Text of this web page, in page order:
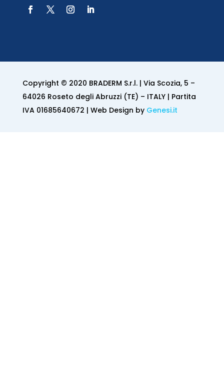
Copyright © 2020 BRADERM S.r.l. | Via Scozia, 5 –
64026 Roseto degli Abruzzi (TE) – ITALY | Partita
IVA 01685640672 | Web Design by Genesi.it